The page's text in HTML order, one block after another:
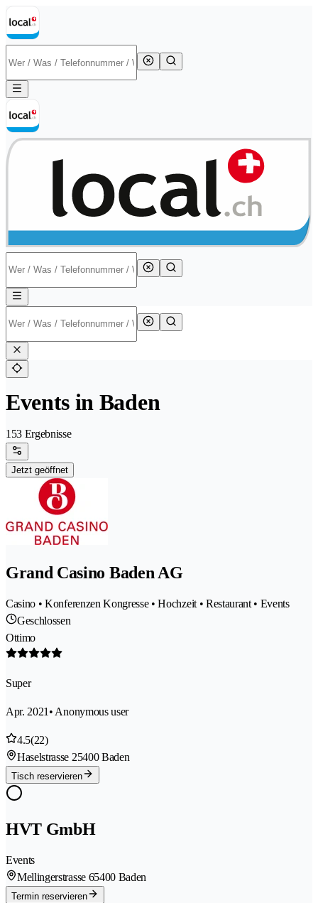
Events in Baden
153 Ergebnisse
Jetzt geöffnet
Grand Casino Baden AG
Casino • Konferenzen Kongresse • Hochzeit • Restaurant • Events
Geschlossen
Ottimo
Super
Apr. 2021 • Anonymous user
4.5(22)
Haselstrasse 25400 Baden
Tisch reservieren
HVT GmbH
Events
Mellingerstrasse 65400 Baden
Termin reservieren